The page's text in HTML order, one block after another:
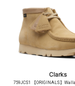
Clarks
759JCS1 【ORIGINALS】